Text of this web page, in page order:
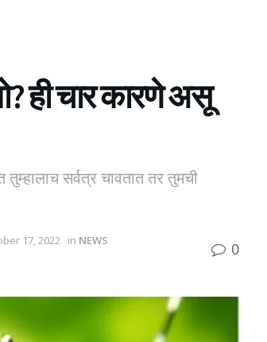
ही चार कारणे असू
सर्वत्र चावतात तर तुमची
17, 2022 in NEWS
0